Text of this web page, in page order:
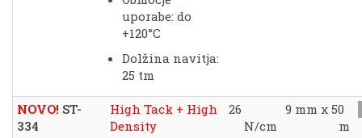
uporabe: do
+120°C
Dolžina navitja:
25 tm
NOVO! ST-
334
High Tack + High
Density
26
N/cm
9 mm x 50
m